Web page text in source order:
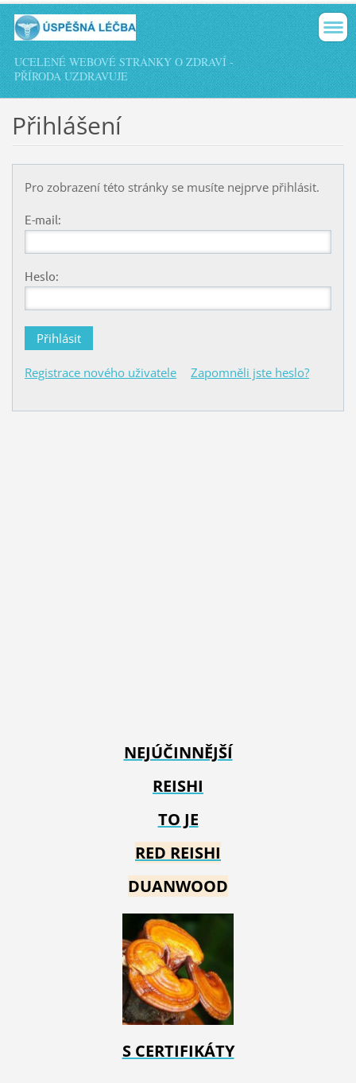
UCELENÉ WEBOVÉ STRÁNKY O ZDRAVÍ -
PŘÍRODA UZDRAVUJE
Přihlášení
Pro zobrazení této stránky se musíte nejprve přihlásit.
E-mail:
Heslo:
Registrace nového uživatele Zapomněli jste heslo?
NEJÚČINNĚJŠÍ
REISHI
TO JE
RED REISHI
DUANWOOD
S CERTIFIKÁTY